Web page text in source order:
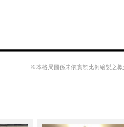
※本格局圖係未依實際比例繪製之